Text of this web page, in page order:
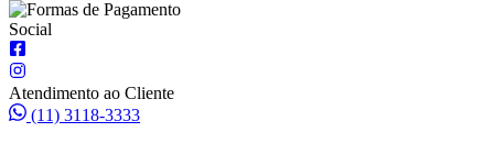
Social
Atendimento ao Cliente
(11) 3118-3333